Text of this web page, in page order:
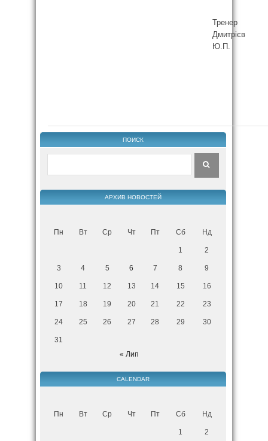
Тренер
Дмитрієв
Ю.П.
ПОИСК
АРХИВ НОВОСТЕЙ
Пн Вт Ср Чт Пт Сб Нд
1 2
3 4 5 6 7 8 9
10 11 12 13 14 15 16
17 18 19 20 21 22 23
24 25 26 27 28 29 30
31
« Лип
CALENDAR
Пн Вт Ср Чт Пт Сб Нд
1 2